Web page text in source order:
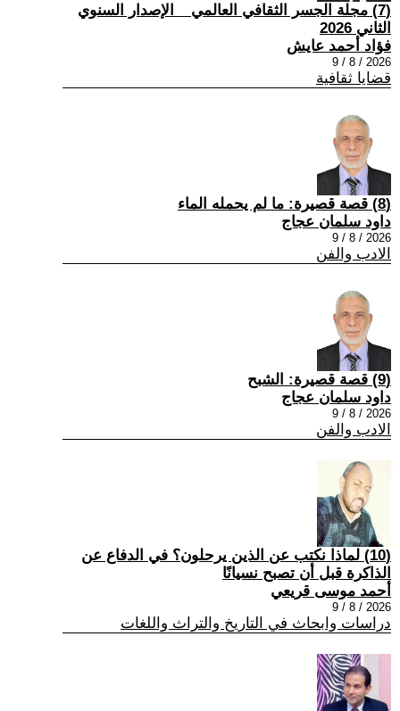
(7) مجلة الجسر الثقافي العالمي _ الإصدار السنوي
الثاني 2026
فؤاد أحمد عايش
2026 / 8 / 9
قضايا ثقافية
(8) قصة قصيرة: ما لم يحمله الماء
داود سلمان عجاج
2026 / 8 / 9
الادب والفن
(9) قصة قصيرة: الشبح
داود سلمان عجاج
2026 / 8 / 9
الادب والفن
(10) لماذا نكتب عن الذين يرحلون؟ في الدفاع عن
الذاكرة قبل أن تصبح نسيانًا
أحمد موسى قريعي
2026 / 8 / 9
دراسات وابحاث في التاريخ والتراث واللغات